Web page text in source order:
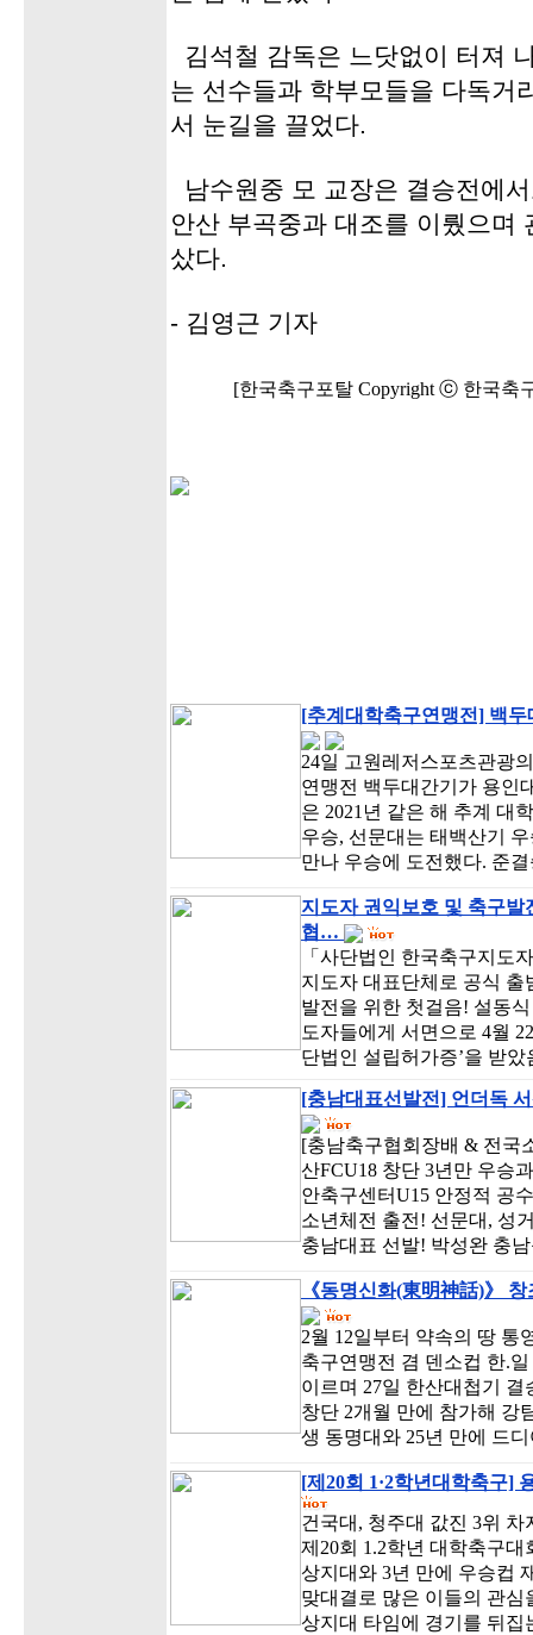
김석철 감독은 느닷없이 터져
는 선수들과 학부모들을 다독거
서 눈길을 끌었다.
남수원중 모 교장은 결승전에
안산 부곡중과 대조를 이뤘으며
샀다.
- 김영근 기자
[한국축구포탈 Copyright ⓒ 한국축
[추계대학축구연맹전] 백
24일 고원레저스포츠관광
연맹전 백두대간기가 용인
은 2021년 같은 해 추계 대
우승, 선문대는 태백산기
만나 우승에 도전했다. 준
지도자 권익보호 및 축구
협…
「사단법인 한국축구지도
지도자 대표단체로 공식
발전을 위한 첫걸음! 설동
도자들에게 서면으로 4월
단법인 설립허가증’을 받
[충남대표선발전] 언더독
[충남축구협회장배 & 전국
산FCU18 창단 3년만 우승
안축구센터U15 안정적 공
소년체전 출전! 선문대, 성
충남대표 선발! 박성완 충
《동명신화(東明神話)》
2월 12일부터 약속의 땅 통
축구연맹전 겸 덴소컵 한.
이르며 27일 한산대첩기
창단 2개월 만에 참가해 강
생 동명대와 25년 만에 드
[제20회 1·2학년대학축구]
건국대, 청주대 값진 3위
제20회 1.2학년 대학축구
상지대와 3년 만에 우승컵
맞대결로 많은 이들의 관
상지대 타임에 경기를 뒤